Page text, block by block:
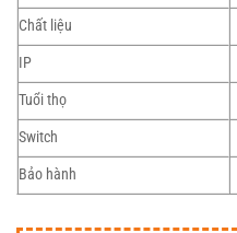
Chất liệu
IP
Tuổi thọ
Switch
Bảo hành